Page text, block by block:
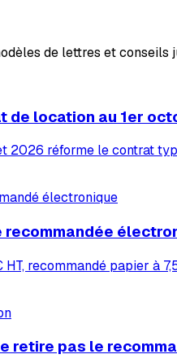
de lettres et
de location au 1er
2026 réforme le contrat
électronique
HT, recommandé papier à
retire pas le